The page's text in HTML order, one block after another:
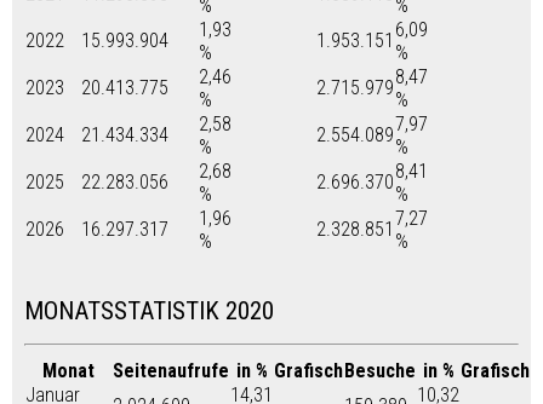
%
%
2022
15.993.904
1,93
%
1.953.151 6,09
%
2023
20.413.775
2,46
%
2.715.9798,47
%
2024
21.434.334
2,58
%
2.554.0897,97
%
2025
22.283.056
2,68
%
2.696.3708,41
%
2026
16.297.317
1,96
%
2.328.851 7,27
%
MONATSSTATISTIK 2020
Monat Seitenaufrufe in % GrafischBesuche in % Grafisch
Januar
14,31
10,32